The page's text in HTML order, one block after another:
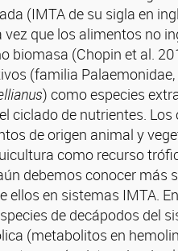
(IMTA de su sigla en
que los alimentos no
biomasa (Chopin et al.
(familia Palaemonidae,
) como especies
ciclado de nutrientes.
de origen animal y
como recurso
debemos conocer
ellos en sistemas IMTA.
de decápodos del
(metabolitos en